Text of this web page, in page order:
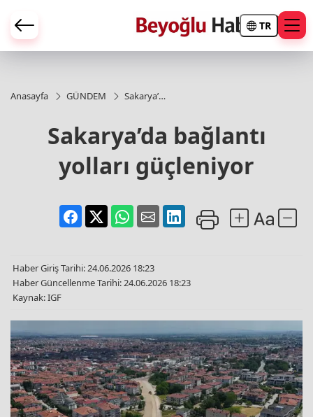
TR
Anasayfa GÜNDEM
Sakarya’da
güçleniyor
Sakarya’da bağlantı
yolları güçleniyor
Haber Giriş Tarihi: 24.06.2026 18:23
Haber Güncellenme Tarihi: 24.06.2026 18:23
Kaynak: IGF